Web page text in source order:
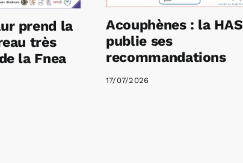
prend la
très
la Fnea
Acouphènes : la HAS
publie ses
recommandations
17/07/2026